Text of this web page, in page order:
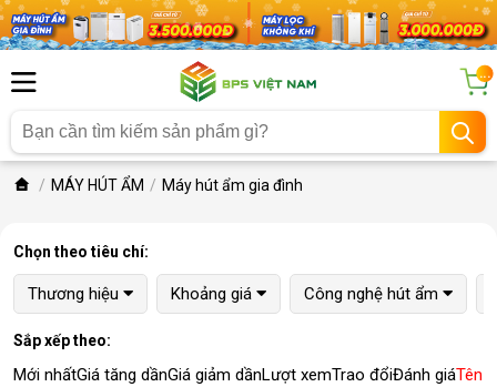
...
MÁY HÚT ẨM Máy hút ẩm gia đình
Chọn theo tiêu chí:
Thương hiệu Khoảng giá Công nghệ hút ẩm
Sắp xếp theo:
Mới nhấtGiá tăng dầnGiá giảm dầnLượt xemTrao đổiĐánh giáTên